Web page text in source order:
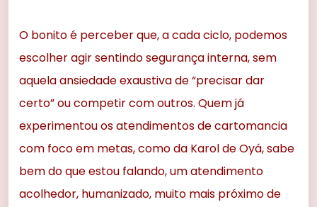
O bonito é perceber que, a cada ciclo, podemos
escolher agir sentindo segurança interna, sem
aquela ansiedade exaustiva de “precisar dar
certo” ou competir com outros. Quem já
experimentou os atendimentos de cartomancia
com foco em metas, como da Karol de Oyá, sabe
bem do que estou falando, um atendimento
acolhedor, humanizado, muito mais próximo de